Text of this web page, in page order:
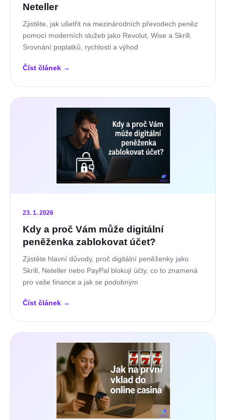
Neteller
Zjistěte, jak ušetřit na mezinárodních převodech peněz
pomocí moderních služeb jako Revolut, Wise a Skrill.
Srovnání poplatků, rychlosti a výhod
Číst článek →
23. 1. 2026
Kdy a proč Vám může digitální
peněženka zablokovat účet?
Zjistěte hlavní důvody, proč digitální peněženky jako
Skrill, Neteller nebo PayPal blokují účty, co to znamená
pro vaše finance a jak se podobným
Číst článek →